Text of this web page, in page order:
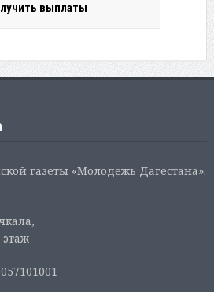
выплаты
газеты «Молодежь Дагестана».